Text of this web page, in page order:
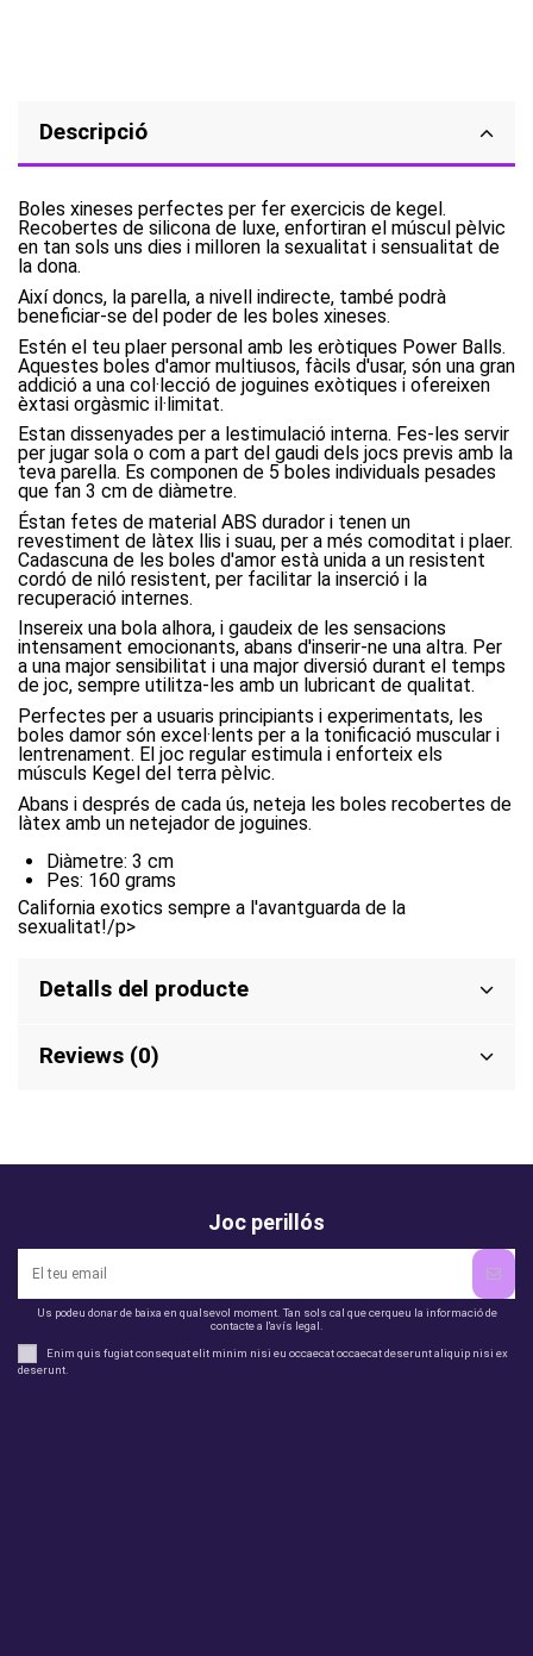
Descripció
Boles xineses perfectes per fer exercicis de kegel.
Recobertes de silicona de luxe, enfortiran el múscul pèlvic
en tan sols uns dies i milloren la sexualitat i sensualitat de
la dona.
Així doncs, la parella, a nivell indirecte, també podrà
beneficiar-se del poder de les boles xineses.
Estén el teu plaer personal amb les eròtiques Power Balls.
Aquestes boles d'amor multiusos, fàcils d'usar, són una gran
addició a una col·lecció de joguines exòtiques i ofereixen
èxtasi orgàsmic il·limitat.
Estan dissenyades per a lestimulació interna. Fes-les servir
per jugar sola o com a part del gaudi dels jocs previs amb la
teva parella. Es componen de 5 boles individuals pesades
que fan 3 cm de diàmetre.
Éstan fetes de material ABS durador i tenen un
revestiment de làtex llis i suau, per a més comoditat i plaer.
Cadascuna de les boles d'amor està unida a un resistent
cordó de niló resistent, per facilitar la inserció i la
recuperació internes.
Insereix una bola alhora, i gaudeix de les sensacions
intensament emocionants, abans d'inserir-ne una altra. Per
a una major sensibilitat i una major diversió durant el temps
de joc, sempre utilitza-les amb un lubricant de qualitat.
Perfectes per a usuaris principiants i experimentats, les
boles damor són excel·lents per a la tonificació muscular i
lentrenament. El joc regular estimula i enforteix els
músculs Kegel del terra pèlvic.
Abans i després de cada ús, neteja les boles recobertes de
làtex amb un netejador de joguines.
Diàmetre: 3 cm
Pes: 160 grams
California exotics sempre a l'avantguarda de la
sexualitat!/p>
Detalls del producte
Reviews (0)
Joc perillós
Us podeu donar de baixa en qualsevol moment. Tan sols cal que cerqueu la informació de
contacte a l'avís legal.
Enim quis fugiat consequat elit minim nisi eu occaecat occaecat deserunt aliquip nisi ex
deserunt.